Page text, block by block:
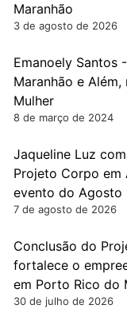
Maranhão
3 de agosto de 2026
Emanoely Santos
Maranhão e
Mulher
8 de março de 2024
Jaqueline Luz
Projeto Corpo em
evento do Agosto
7 de agosto de 2026
Conclusão do
fortalece o
em Porto Rico do
30 de julho de 2026